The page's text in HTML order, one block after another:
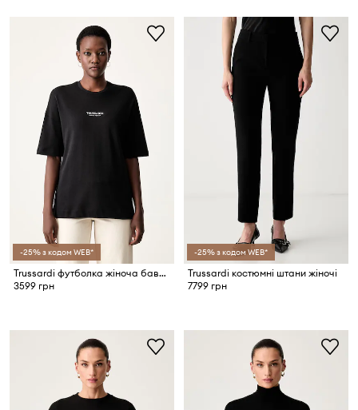
-25% з кодом WEB*
Trussardi футболка жіноча бавовняна
3599 грн
-25% з кодом WEB*
Trussardi костюмні штани жіночі
7799 грн